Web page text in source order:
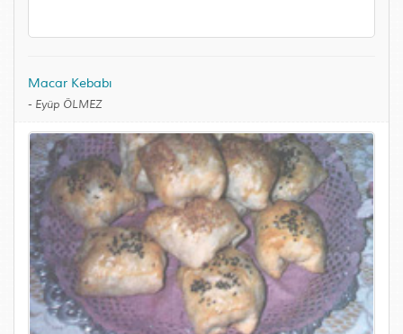
Macar Kebabı
- Eyüp ÖLMEZ